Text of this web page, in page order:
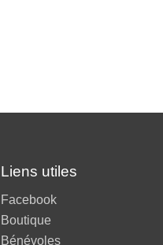
Liens utiles
Facebook
Boutique
Bénévoles